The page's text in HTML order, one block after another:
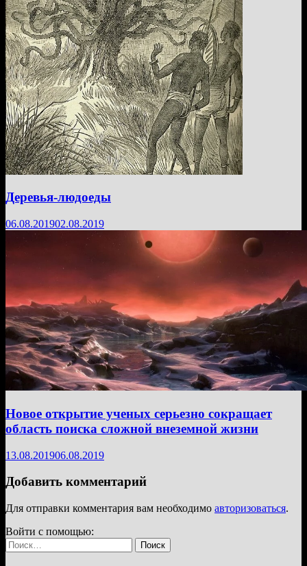
Деревья-людоеды
06.08.201902.08.2019
Новое открытие ученых серьезно сокращает
область поиска сложной внеземной жизни
13.08.201906.08.2019
Добавить комментарий
Для отправки комментария вам необходимо авторизоваться.
Войти с помощью:
Найти: